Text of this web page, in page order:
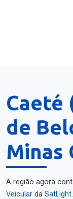
Caeté
de
Minas
A região agora
Veicular da SatLight